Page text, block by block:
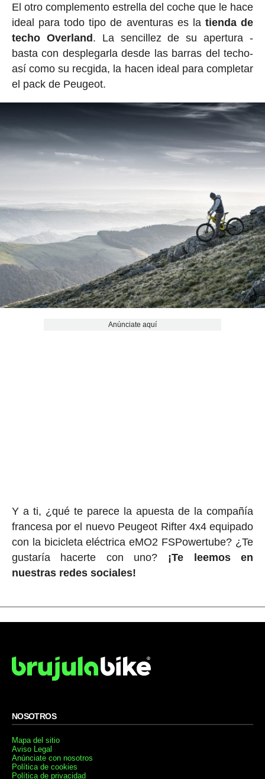
El otro complemento estrella del coche que le hace
ideal para todo tipo de aventuras es latienda de
techo Overland. La sencillez de su apertura -
basta con desplegarla desde las barras del techo-
así como su recgida, la hacen ideal para completar
el pack de Peugeot.
Anúnciate aquí
Y a ti, ¿qué te parece la apuesta de la compañía
francesa por el nuevo Peugeot Rifter 4x4 equipado
con la bicicleta eléctrica eMO2 FSPowertube? ¿Te
gustaría hacerte con uno? ¡Te leemos en
nuestras redes sociales!
NOSOTROS
Mapa del sitio
Aviso Legal
Anúnciate con nosotros
Política de cookies
Política de privacidad